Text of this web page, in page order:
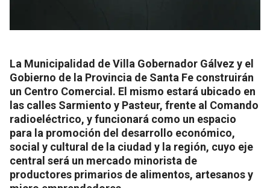
La Municipalidad de Villa Gobernador Gálvez y el
Gobierno de la Provincia de Santa Fe construirán
un Centro Comercial. El mismo estará ubicado en
las calles Sarmiento y Pasteur, frente al Comando
radioeléctrico, y funcionará como un espacio
para la promoción del desarrollo económico,
social y cultural de la ciudad y la región, cuyo eje
central será un mercado minorista de
productores primarios de alimentos, artesanos y